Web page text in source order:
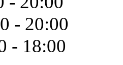
- 20:00
- 18:00